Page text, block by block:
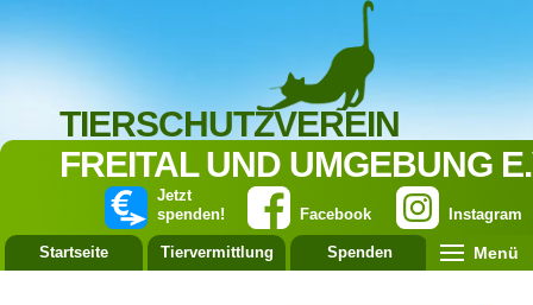
TIERSCHUTZVEREIN
FREITAL UND UMGEBUNG
Instagram
Facebook
Jetzt
spenden!
Startseite Tiervermittlung Spenden Menü